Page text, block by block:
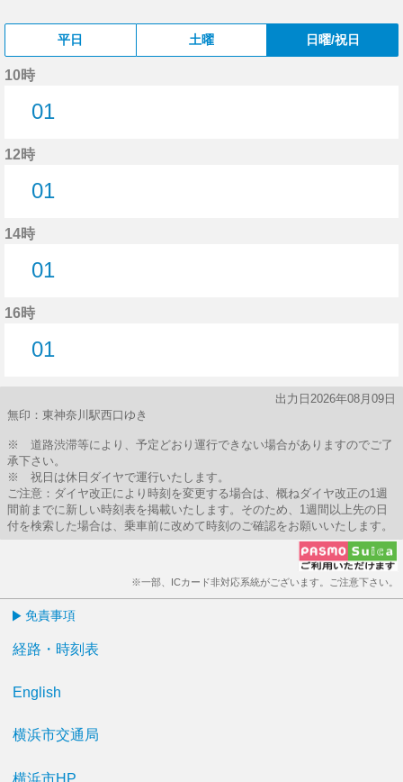
平日 土曜 日曜/祝日
10時
01
12時
01
14時
01
16時
01
出力日2026年08月09日
無印：東神奈川駅西口ゆき
※ 道路渋滞等により、予定どおり運行できない場合がありますのでご了
承下さい。
※ 祝日は休日ダイヤで運行いたします。
ご注意：ダイヤ改正により時刻を変更する場合は、概ねダイヤ改正の1週
間前までに新しい時刻表を掲載いたします。そのため、1週間以上先の日
付を検索した場合は、乗車前に改めて時刻のご確認をお願いいたします。
※一部、ICカード非対応系統がございます。ご注意下さい。
免責事項
経路・時刻表
English
横浜市交通局
横浜市HP